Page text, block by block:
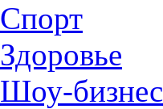
Спорт
Здоровье
Шоу-бизнес